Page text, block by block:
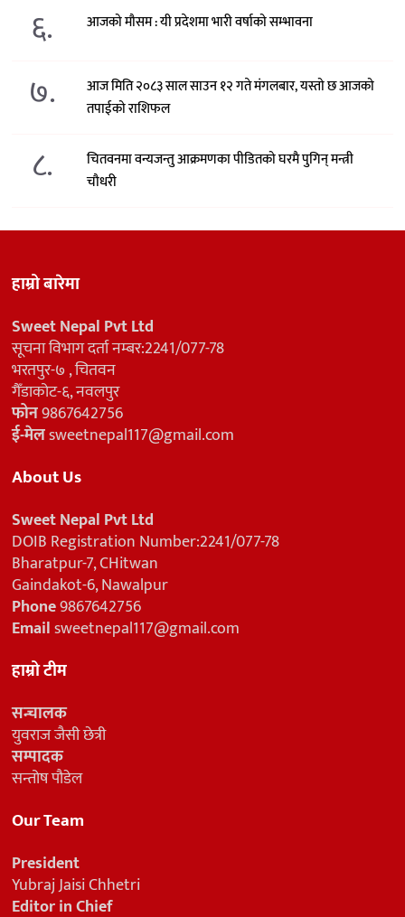
६. आजको मौसम : यी प्रदेशमा भारी वर्षाको सम्भावना
७.
आज मिति २०८३ साल साउन १२ गते मंगलबार, यस्तो छ आजको
तपाईको राशिफल
८.
चितवनमा वन्यजन्तु आक्रमणका पीडितको घरमै पुगिन् मन्त्री
चौधरी
हाम्रो बारेमा
Sweet Nepal Pvt Ltd
सूचना विभाग दर्ता नम्बर:2241/077-78
भरतपुर-७ , चितवन
गैँडाकोट-६, नवलपुर
फोन9867642756
ई-मेलsweetnepal117@gmail.com
About Us
Sweet Nepal Pvt Ltd
DOIB Registration Number:2241/077-78
Bharatpur-7, CHitwan
Gaindakot-6, Nawalpur
Phone9867642756
Emailsweetnepal117@gmail.com
हाम्रो टीम
सन्चालक
युवराज जैसी छेत्री
सम्पादक
सन्तोष पौडेल
Our Team
President
Yubraj Jaisi Chhetri
Editor in Chief